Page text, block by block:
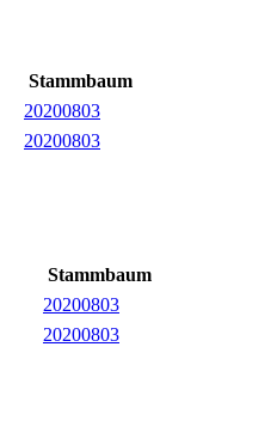
Stammbaum
20200803
20200803
Stammbaum
20200803
20200803